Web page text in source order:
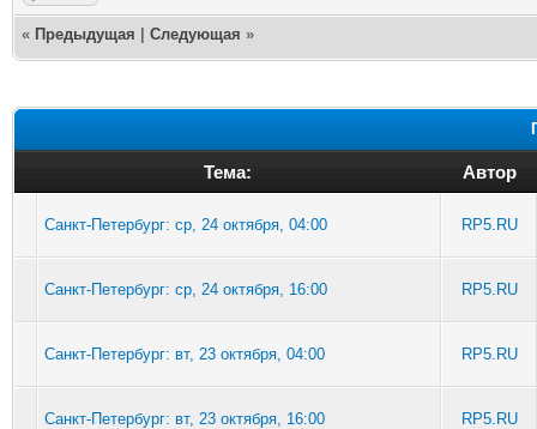
« Предыдущая Следующая »
Тема: Автор
Санкт-Петербург: ср, 24 октября, 04:00 RP5.RU
Санкт-Петербург: ср, 24 октября, 16:00 RP5.RU
Санкт-Петербург: вт, 23 октября, 04:00 RP5.RU
Санкт-Петербург: вт, 23 октября, 16:00 RP5.RU